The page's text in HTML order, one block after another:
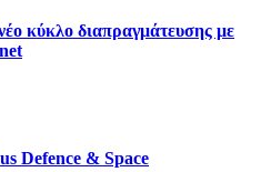
κύκλο διαπραγμάτευσης με
Defence & Space